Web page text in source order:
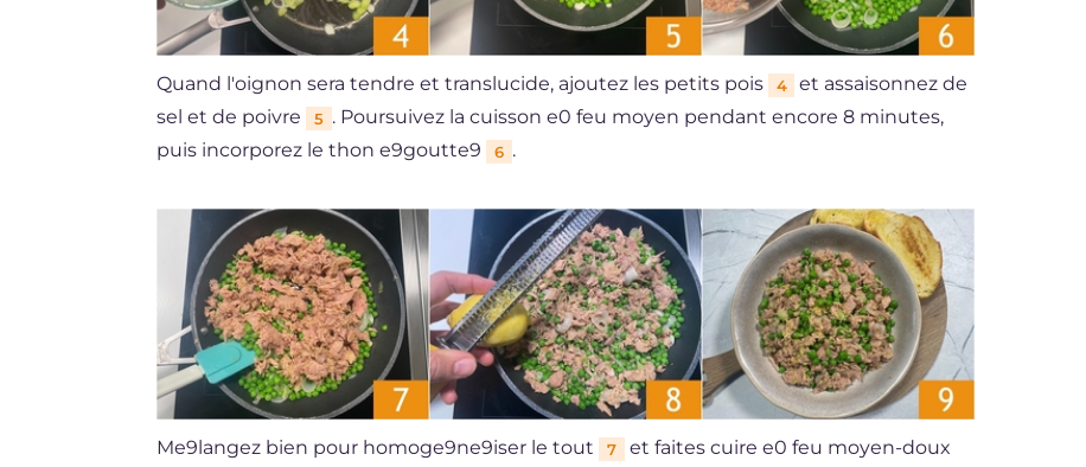
Quand l'oignon sera tendre et translucide, ajoutez les petits pois 4
et assaisonnez de
sel et de poivre
5 . Poursuivez la cuisson e0 feu moyen pendant encore 8 minutes,
puis incorporez le thon e9goutte9
6 .
Me9langez bien pour homoge9ne9iser le tout 7
et faites cuire e0 feu moyen-doux